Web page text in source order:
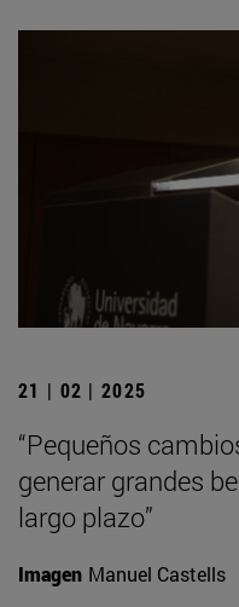
21 | 02 | 2025
“Pequeños
generar grandes
largo plazo”
Imagen Manuel Castells